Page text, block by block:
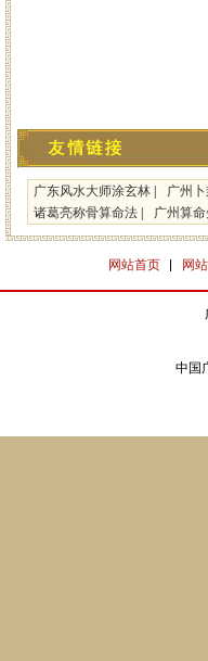
广东风水大师涂玄林 广州
诸葛亮称骨算命法
广州算
网站首页 网
中国